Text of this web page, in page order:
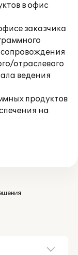
в офис
заказчика
сопровождения
отраслевого
ведения
продуктов
на